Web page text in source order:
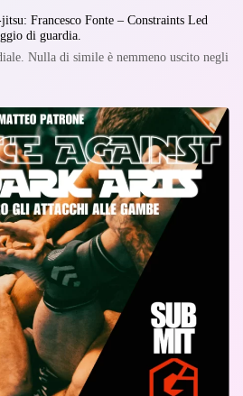
Francesco Fonte – Constraints Led
di guardia.
Nulla di simile è nemmeno uscito negli